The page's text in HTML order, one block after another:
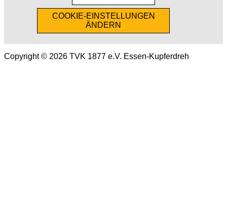
COOKIE-EINSTELLUNGEN
ÄNDERN
Copyright © 2026 TVK 1877 e.V. Essen-Kupferdreh